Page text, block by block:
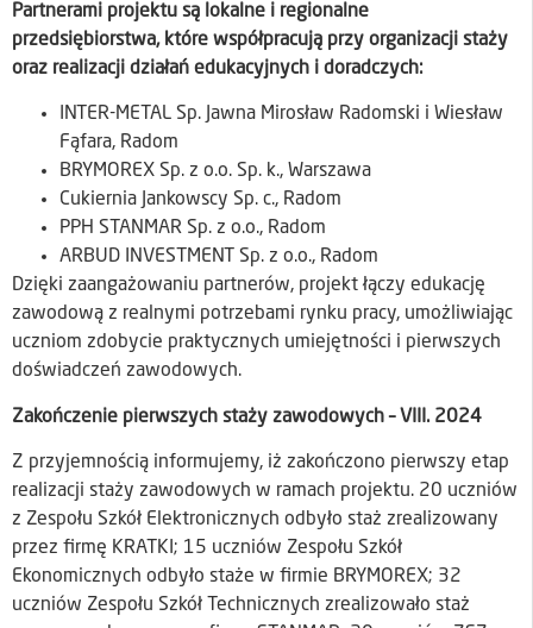
Partnerami projektu są lokalne i regionalne
przedsiębiorstwa, które współpracują przy organizacji staży
oraz realizacji działań edukacyjnych i doradczych:
INTER-METAL Sp. Jawna Mirosław Radomski i Wiesław
Fąfara, Radom
BRYMOREX Sp. z o.o. Sp. k., Warszawa
Cukiernia Jankowscy Sp. c., Radom
PPH STANMAR Sp. z o.o., Radom
ARBUD INVESTMENT Sp. z o.o., Radom
Dzięki zaangażowaniu partnerów, projekt łączy edukację
zawodową z realnymi potrzebami rynku pracy, umożliwiając
uczniom zdobycie praktycznych umiejętności i pierwszych
doświadczeń zawodowych.
Zakończenie pierwszych staży zawodowych – VIII. 2024
Z przyjemnością informujemy, iż zakończono pierwszy etap
realizacji staży zawodowych w ramach projektu. 20 uczniów
z Zespołu Szkół Elektronicznych odbyło staż zrealizowany
przez firmę KRATKI; 15 uczniów Zespołu Szkół
Ekonomicznych odbyło staże w firmie BRYMOREX; 32
uczniów Zespołu Szkół Technicznych zrealizowało staż